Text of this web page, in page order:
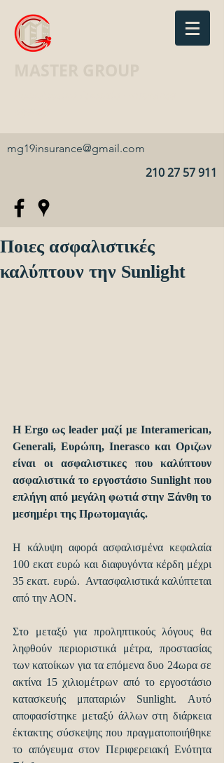
mg19insurance@gmail.com
210 27 57 911
Ποιες ασφαλιστικές
καλύπτουν την Sunlight
Η Ergo ως leader μαζί με Interamerican,
Generali, Ευρώπη, Inerasco και Οριζων
είναι οι ασφαλιστικες που καλύπτουν
ασφαλιστικά το εργοστάσιο Sunlight που
επλήγη από μεγάλη φωτιά στην Ξάνθη το
μεσημέρι της Πρωτομαγιάς.
Η κάλυψη αφορά ασφαλισμένα κεφαλαία
100 εκατ ευρώ και διαφυγόντα κέρδη μέχρι
35 εκατ. ευρώ.  Αντασφαλιστικά καλύπτεται
από την ΑΟΝ.
Στο μεταξύ για προληπτικούς λόγους θα
ληφθούν περιοριστικά μέτρα, προστασίας
των κατοίκων για τα επόμενα δυο 24ωρα σε
ακτίνα 15 χιλιομέτρων από το εργοστάσιο
κατασκευής μπαταριών Sunlight. Αυτό
αποφασίστηκε μεταξύ άλλων στη διάρκεια
έκτακτης σύσκεψης που πραγματοποιήθηκε
το απόγευμα στον Περιφερειακή Ενότητα